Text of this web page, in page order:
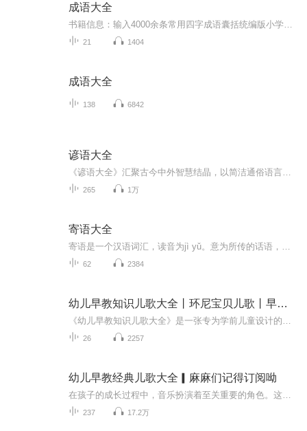
成语大全
21 1404
成语大全
138 6842
谚语大全
265 1万
寄语大全
62 2384
幼儿早教知识儿歌大全丨环尼宝贝儿歌丨早教儿歌
26 2257
幼儿早教经典儿歌大全▎麻麻们记得订阅呦
237 17.2万